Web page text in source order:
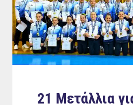
21 Μετάλλια